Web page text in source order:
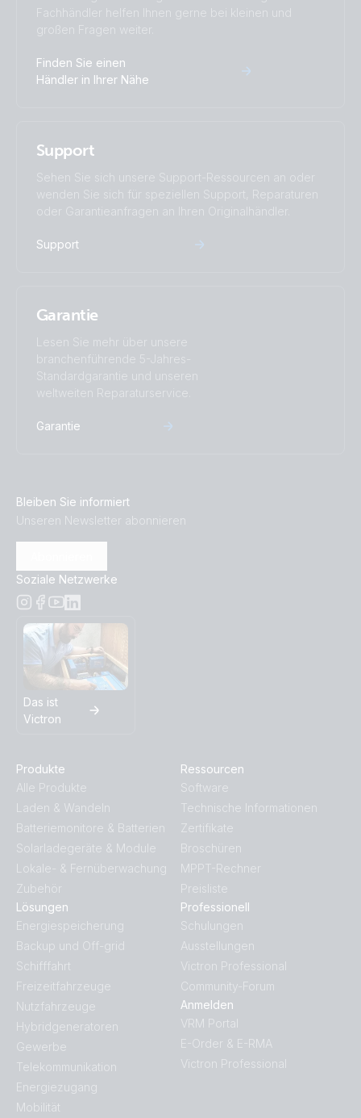
Fachhändler helfen Ihnen gerne bei kleinen und
großen Fragen weiter.
Finden Sie einen
Händler in Ihrer Nähe
Support
Sehen Sie sich unsere Support-Ressourcen an oder
wenden Sie sich für speziellen Support, Reparaturen
oder Garantieanfragen an Ihren Originalhändler.
Support
Garantie
Lesen Sie mehr über unsere
branchenführende 5-Jahres-
Standardgarantie und unseren
weltweiten Reparaturservice.
Garantie
Bleiben Sie informiert
Unseren Newsletter abonnieren
Soziale Netzwerke
Das ist
Victron
Produkte
Alle Produkte
Laden & Wandeln
Batteriemonitore & Batterien
Solarladegeräte & Module
Lokale- & Fernüberwachung
Zubehör
Lösungen
Energiespeicherung
Backup und Off-grid
Schifffahrt
Freizeitfahrzeuge
Nutzfahrzeuge
Hybridgeneratoren
Gewerbe
Telekommunikation
Energiezugang
Mobilität
Ressourcen
Software
Technische Informationen
Zertifikate
Broschüren
MPPT-Rechner
Preisliste
Professionell
Schulungen
Ausstellungen
Victron Professional
Community-Forum
Anmelden
VRM Portal
E-Order & E-RMA
Victron Professional